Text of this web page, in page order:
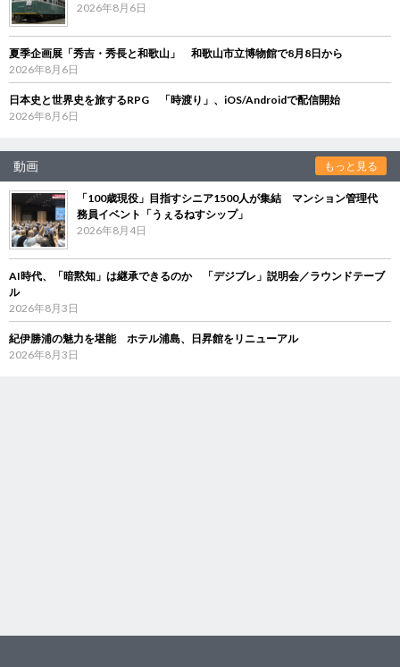
2026年8月6日
夏季企画展「秀吉・秀長と和歌山」 和歌山市立博物館で8月8日から
2026年8月6日
日本史と世界史を旅するRPG 「時渡り」、iOS/Androidで配信開始
2026年8月6日
動画 もっと見る
「100歳現役」目指すシニア1500人が集結 マンション管理代
務員イベント「うぇるねすシップ」
2026年8月4日
AI時代、「暗黙知」は継承できるのか 「デジブレ」説明会／ラウンドテーブ
ル
2026年8月3日
紀伊勝浦の魅力を堪能 ホテル浦島、日昇館をリニューアル
2026年8月3日